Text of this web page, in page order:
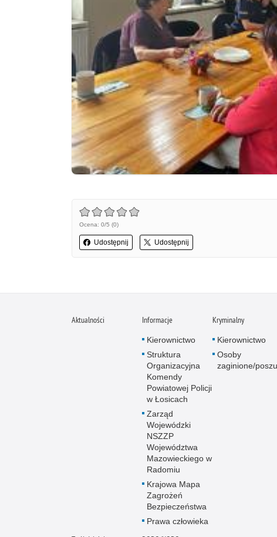
Ocena: 0/5 (0)
Udostępnij Udostępnij
Aktualności Informacje
Kierownictwo
Struktura
Organizacyjna
Komendy
Powiatowej Policji
w Łosicach
Zarząd
Wojewódzki
NSZZP
Województwa
Mazowieckiego w
Radomiu
Krajowa Mapa
Zagrożeń
Bezpieczeństwa
Prawa człowieka
Kryminalny
Kierownictwo
Osoby
zaginione/